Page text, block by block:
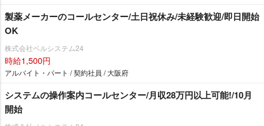
製薬メーカーのコールセンター/土日祝休み/未経験歓迎/即日開始
OK
株式会社ベルシステム24
時給1,500円
アルバイト・パート / 契約社員 / 大阪府
システムの操作案内コールセンター/月収28万円以上可能!/10月
開始